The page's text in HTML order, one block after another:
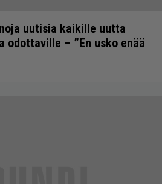
uutisia kaikille uutta
odottaville – ”En usko enää